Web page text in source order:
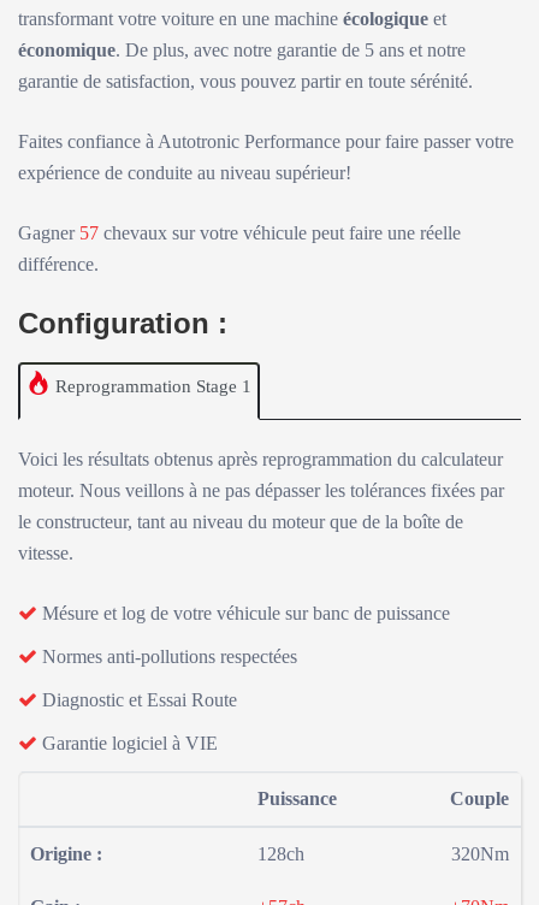
transformant votre voiture en une machine écologique et
économique. De plus, avec notre garantie de 5 ans et notre
garantie de satisfaction, vous pouvez partir en toute sérénité.
Faites confiance à Autotronic Performance pour faire passer votre
expérience de conduite au niveau supérieur!
Gagner 57 chevaux sur votre véhicule peut faire une réelle
différence.
Configuration :
Reprogrammation Stage 1
Voici les résultats obtenus après reprogrammation du calculateur
moteur. Nous veillons à ne pas dépasser les tolérances fixées par
le constructeur, tant au niveau du moteur que de la boîte de
vitesse.
Mésure et log de votre véhicule sur banc de puissance
Normes anti-pollutions respectées
Diagnostic et Essai Route
Garantie logiciel à VIE
Puissance Couple
Origine : 128ch 320Nm